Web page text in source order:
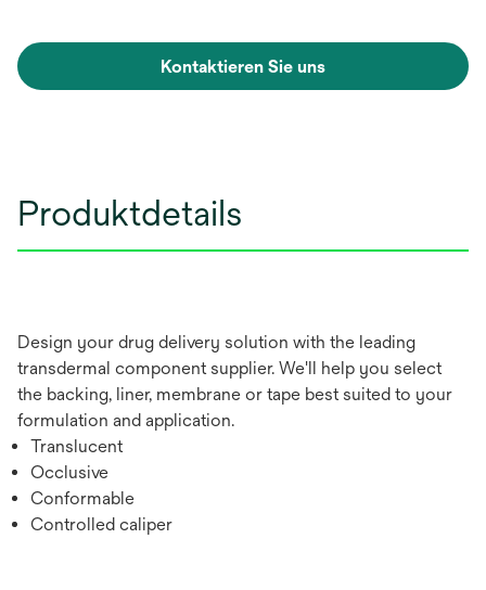
Kontaktieren Sie uns
Produktdetails
Design your drug delivery solution with the leading
transdermal component supplier. We'll help you select
the backing, liner, membrane or tape best suited to your
formulation and application.
Translucent
Occlusive
Conformable
Controlled caliper